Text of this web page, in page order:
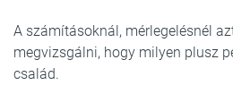
A számításoknál, mérlegelésnél
megvizsgálni, hogy milyen plusz
család.